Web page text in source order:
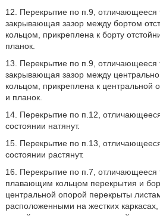
12. Перекрытие по п.9, отличающееся
закрывающая зазор между бортом
кольцом, прикреплена к борту
планок.
13. Перекрытие по п.9, отличающееся
закрывающая зазор между
кольцом, прикреплена к
и планок.
14. Перекрытие по п.12,
состоянии натянут.
15. Перекрытие по п.13,
состоянии растянут.
16. Перекрытие по п.7, отличающееся
плавающим кольцом перекрытия и
центральной опорой перекрыты
расположенными на жестких